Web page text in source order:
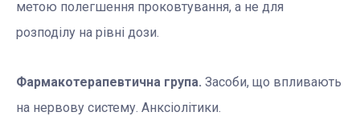
метою полегшення проковтування, а не для
розподілу на рівні дози.
Фармакотерапевтична група. Засоби, що впливають
на нервову систему. Анксіолітики.